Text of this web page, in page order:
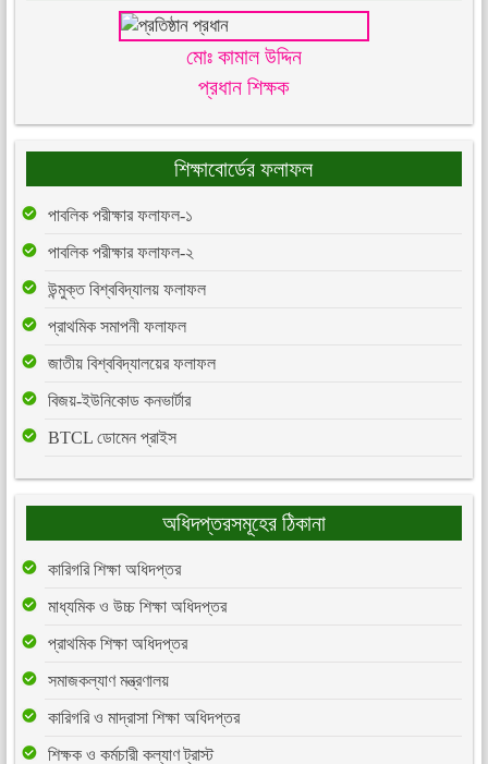
মোঃ কামাল উদ্দিন
প্রধান শিক্ষক
শিক্ষাবোর্ডের ফলাফল
পাবলিক পরীক্ষার ফলাফল-১
পাবলিক পরীক্ষার ফলাফল-২
উন্মুক্ত বিশ্ববিদ্যালয় ফলাফল
প্রাথমিক সমাপনী ফলাফল
জাতীয় বিশ্ববিদ্যালয়ের ফলাফল
বিজয়-ইউনিকোড কনভার্টার
BTCL ডোমেন প্রাইস
অধিদপ্তরসমূহের ঠিকানা
কারিগরি শিক্ষা অধিদপ্তর
মাধ্যমিক ও উচ্চ শিক্ষা অধিদপ্তর
প্রাথমিক শিক্ষা অধিদপ্তর
সমাজকল্যাণ মন্ত্রণালয়
কারিগরি ও মাদ্রাসা শিক্ষা অধিদপ্তর
শিক্ষক ও কর্মচারী কল্যাণ ট্রাস্ট